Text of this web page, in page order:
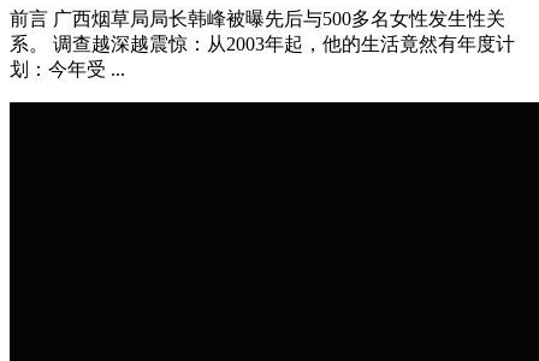
前言 广西烟草局局长韩峰被曝先后与500多名女性发生性关
系。 调查越深越震惊：从2003年起，他的生活竟然有年度计
划：今年受 ...